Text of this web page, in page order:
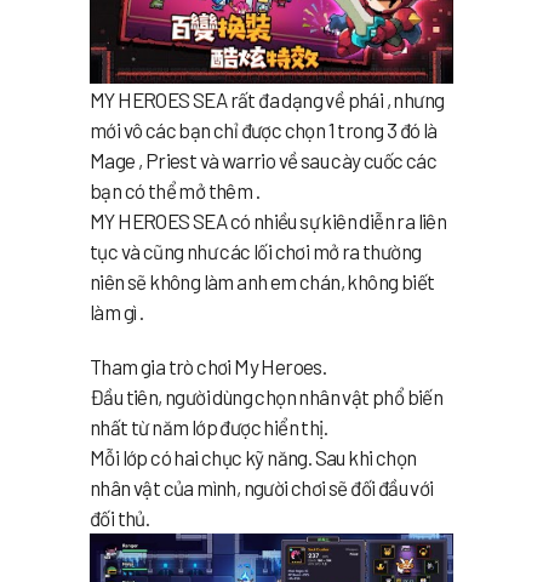
MY HEROES SEA rất đa dạng về phái , nhưng
mới vô các bạn chỉ được chọn 1 trong 3 đó là
Mage , Priest và warrio về sau cày cuốc các
bạn có thể mở thêm .
MY HEROES SEA có nhiều sự kiên diễn ra liên
tục và cũng như các lối chơi mở ra thường
niên sẽ không làm anh em chán, không biết
làm gì .
Tham gia trò chơi My Heroes.
Đầu tiên, người dùng chọn nhân vật phổ biến
nhất từ ​​năm lớp được hiển thị.
Mỗi lớp có hai chục kỹ năng. Sau khi chọn
nhân vật của mình, người chơi sẽ đối đầu với
đối thủ.